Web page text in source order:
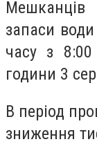
Мешканців
запаси
часу з
години 3
В період
зниження